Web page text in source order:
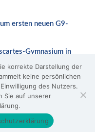
ersten neuen G9-
Gymnasium in
Änderung des
korrekte Darstellung der
keine persönlichen
des Nutzers.
Sie auf unserer